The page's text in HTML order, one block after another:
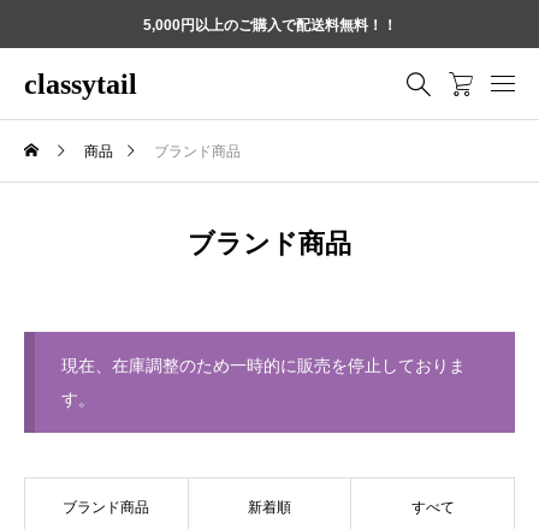
5,000円以上のご購入で配送料無料！！
classytail
商品 ブランド商品
ブランド商品
現在、在庫調整のため一時的に販売を停止しておりま
す。
ブランド商品 新着順 すべて